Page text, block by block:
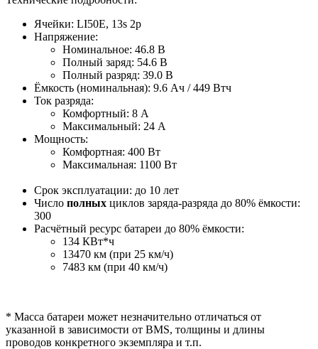
Ячейки: LI50E, 13s 2p
Напряжение:
Номинальное: 46.8 В
Полный заряд: 54.6 В
Полный разряд: 39.0 В
Ёмкость (номинальная): 9.6 Ач / 449 Втч
Ток разряда:
Комфортный: 8 A
Максимальный: 24 A
Мощность:
Комфортная: 400 Вт
Максимальная: 1100 Вт
Срок эксплуатации: до 10 лет
Число полных циклов заряда-разряда до 80% ёмкости:
300
Расчётный ресурс батареи до 80% ёмкости:
134 КВт*ч
13470 км (при 25 км/ч)
7483 км (при 40 км/ч)
* Масса батареи может незначительно отличаться от
указанной в зависимости от BMS, толщины и длины
проводов конкретного экземпляра и т.п.